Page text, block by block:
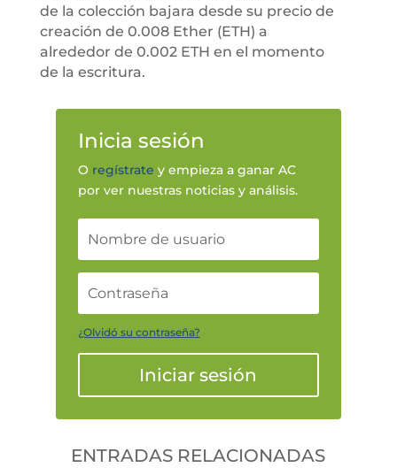
de la colección bajara desde su precio de
creación de 0.008 Ether (ETH) a
alrededor de 0.002 ETH en el momento
de la escritura.
Inicia sesión
O regístrate y empieza a ganar AC
por ver nuestras noticias y análisis.
¿Olvidó su contraseña?
Iniciar sesión
ENTRADAS RELACIONADAS